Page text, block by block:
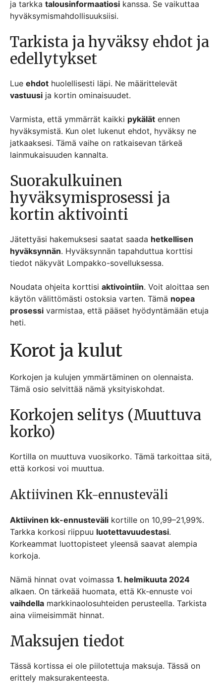
ja tarkka talousinformaatiosi kanssa. Se vaikuttaa
hyväksymismahdollisuuksiisi.
Tarkista ja hyväksy ehdot ja
edellytykset
Lue ehdot huolellisesti läpi. Ne määrittelevät
vastuusi ja kortin ominaisuudet.
Varmista, että ymmärrät kaikki pykälät ennen
hyväksymistä. Kun olet lukenut ehdot, hyväksy ne
jatkaaksesi. Tämä vaihe on ratkaisevan tärkeä
lainmukaisuuden kannalta.
Suorakulkuinen
hyväksymisprosessi ja
kortin aktivointi
Jätettyäsi hakemuksesi saatat saada hetkellisen
hyväksynnän. Hyväksynnän tapahduttua korttisi
tiedot näkyvät Lompakko-sovelluksessa.
Noudata ohjeita korttisi aktivointiin. Voit aloittaa sen
käytön välittömästi ostoksia varten. Tämä nopea
prosessi varmistaa, että pääset hyödyntämään etuja
heti.
Korot ja kulut
Korkojen ja kulujen ymmärtäminen on olennaista.
Tämä osio selvittää nämä yksityiskohdat.
Korkojen selitys (Muuttuva
korko)
Kortilla on muuttuva vuosikorko. Tämä tarkoittaa sitä,
että korkosi voi muuttua.
Aktiivinen Kk-ennusteväli
Aktiivinen kk-ennusteväli kortille on 10,99–21,99%.
Tarkka korkosi riippuu luotettavuudestasi.
Korkeammat luottopisteet yleensä saavat alempia
korkoja.
Nämä hinnat ovat voimassa 1. helmikuuta 2024
alkaen. On tärkeää huomata, että Kk-ennuste voi
vaihdella markkinaolosuhteiden perusteella. Tarkista
aina viimeisimmät hinnat.
Maksujen tiedot
Tässä kortissa ei ole piilotettuja maksuja. Tässä on
erittely maksurakenteesta.